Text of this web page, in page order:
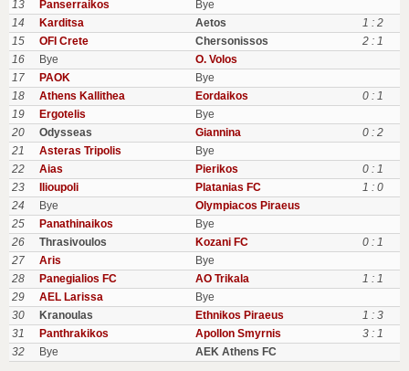
13
Panserraikos
Bye
14
Karditsa Aetos
1 : 2
15
OFI Crete Chersonissos
2 : 1
16
Bye
O. Volos
17
PAOK
Bye
18
Athens Kallithea Eordaikos
0 : 1
19
Ergotelis
Bye
20
Odysseas Giannina
0 : 2
21
Asteras Tripolis
Bye
22
Aias Pierikos
0 : 1
23
Ilioupoli Platanias FC
1 : 0
24
Bye
Olympiacos Piraeus
25
Panathinaikos
Bye
26
Thrasivoulos Kozani FC
0 : 1
27
Aris
Bye
28
Panegialios FC AO Trikala
1 : 1
29
AEL Larissa
Bye
30
Kranoulas Ethnikos Piraeus
1 : 3
31
Panthrakikos Apollon Smyrnis
3 : 1
32
Bye AEK Athens FC